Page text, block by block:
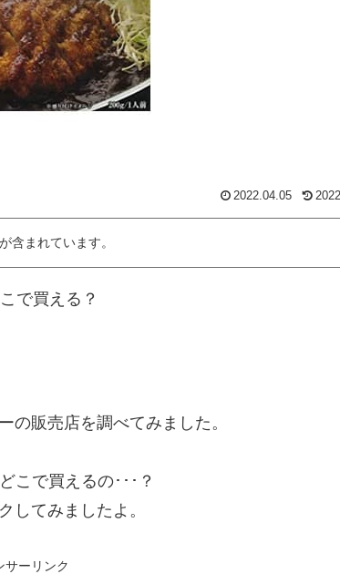
2022.04.05
含まれています。
で買える？
の販売店を調べてみました。
こで買えるの･･･？
してみましたよ。
サーリンク